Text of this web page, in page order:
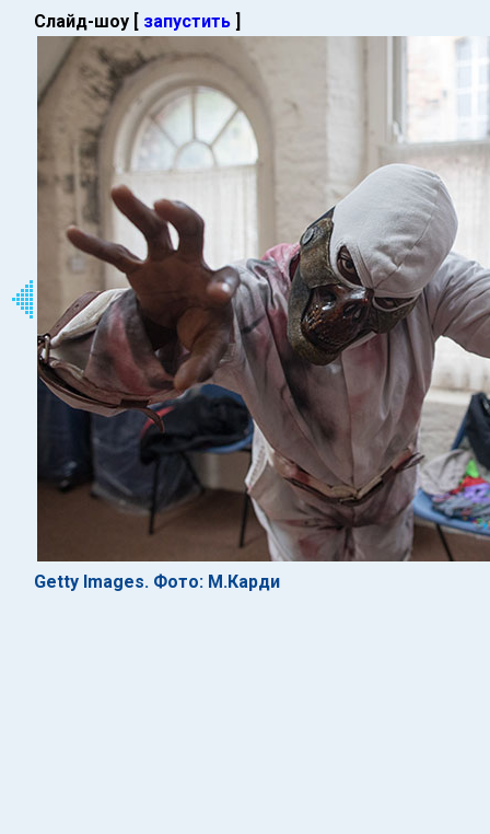
Слайд-шоу [ запустить ]
Getty Images. Фото: М.Карди